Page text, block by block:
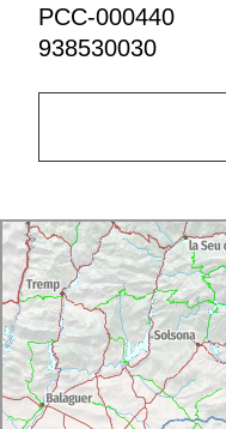
PCC-000440
938530030